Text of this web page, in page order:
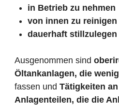
in Betrieb zu nehmen
von innen zu reinigen
dauerhaft stillzulegen
Ausgenommen sind
Öltankanlagen, die
fassen und Tätigkeiten
Anlagenteilen, die die